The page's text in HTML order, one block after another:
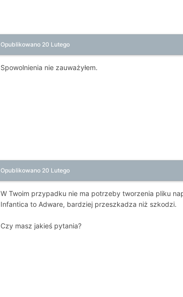
Opublikowano 20 Lutego
Spowolnienia nie zauważyłem.
Opublikowano 20 Lutego
W Twoim przypadku nie ma potrzeby tworzenia pliku
Infantica to Adware, bardziej przeszkadza niż szkodzi.
Czy masz jakieś pytania?